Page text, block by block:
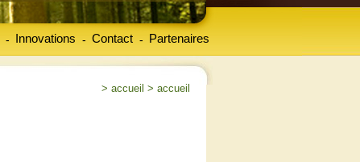
Innovations
- Contact
- Partenaires
-
> accueil > accueil